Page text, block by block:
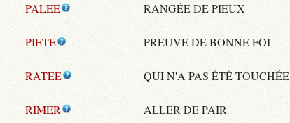
PALEE RANGÉE DE PIEUX
PIETE PREUVE DE BONNE FOI
RATEE QUI N'A PAS ÉTÉ TOUCHÉE
RIMER ALLER DE PAIR